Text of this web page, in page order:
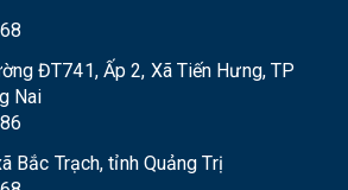
ĐT741, Ấp 2, Xã Tiến Hưng, TP
Nai
Bắc Trạch, tỉnh Quảng Trị